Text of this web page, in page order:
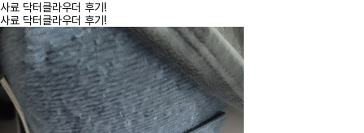
사료 닥터클라우더 후기!
사료 닥터클라우더 후기!